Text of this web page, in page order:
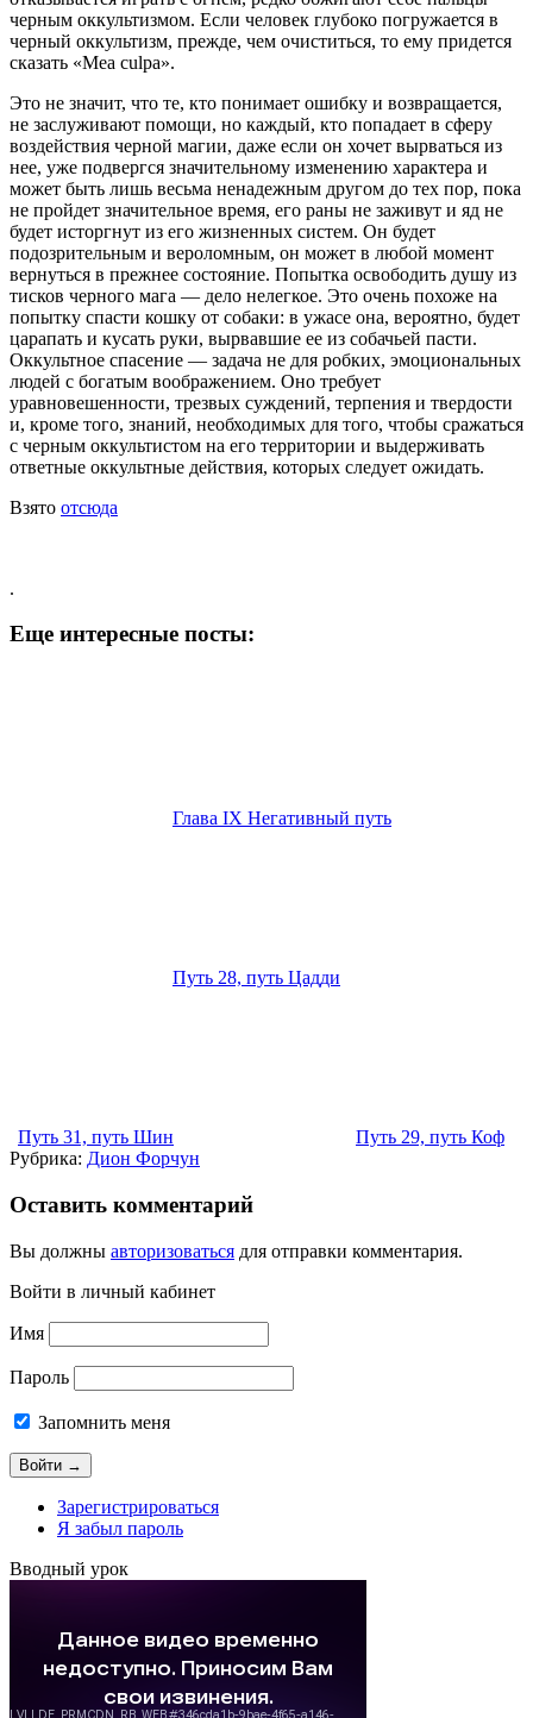
черным оккультизмом. Если человек глубоко погружается в
черный оккультизм, прежде, чем очиститься, то ему придется
сказать «Mea culpa».
Это не значит, что те, кто понимает ошибку и возвращается,
не заслуживают помощи, но каждый, кто попадает в сферу
воздействия черной магии, даже если он хочет вырваться из
нее, уже подвергся значительному изменению характера и
может быть лишь весьма ненадежным другом до тех пор, пока
не пройдет значительное время, его раны не заживут и яд не
будет исторгнут из его жизненных систем. Он будет
подозрительным и вероломным, он может в любой момент
вернуться в прежнее состояние. Попытка освободить душу из
тисков черного мага — дело нелегкое. Это очень похоже на
попытку спасти кошку от собаки: в ужасе она, вероятно, будет
царапать и кусать руки, вырвавшие ее из собачьей пасти.
Оккультное спасение — задача не для робких, эмоциональных
людей с богатым воображением. Оно требует
уравновешенности, трезвых суждений, терпения и твердости
и, кроме того, знаний, необходимых для того, чтобы сражаться
с черным оккультистом на его территории и выдерживать
ответные оккультные действия, которых следует ожидать.
Взято отсюда
.
Еще интересные посты:
Глава IX Негативный путь
Путь 28, путь Цадди
Путь 31, путь Шин
Путь 29, путь Коф
Рубрика: Дион Форчун
Оставить комментарий
Вы должны авторизоваться для отправки комментария.
Войти в личный кабинет
Имя
Пароль
Запомнить меня
Зарегистрироваться
Я забыл пароль
Вводный урок